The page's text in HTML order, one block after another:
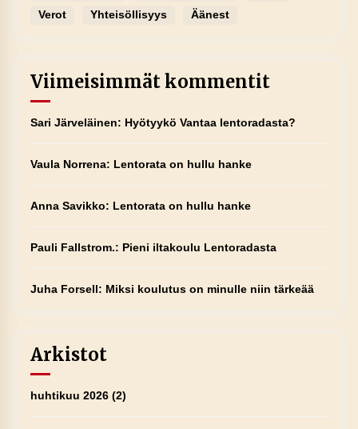
Verot
Yhteisöllisyys Äänest
Viimeisimmät kommentit
Sari Järveläinen: Hyötyykö Vantaa lentoradasta?
Vaula Norrena: Lentorata on hullu hanke
Anna Savikko: Lentorata on hullu hanke
Pauli Fallstrom.: Pieni iltakoulu Lentoradasta
Juha Forsell: Miksi koulutus on minulle niin tärkeää
Arkistot
huhtikuu 2026(2)